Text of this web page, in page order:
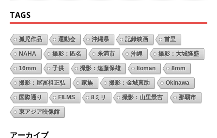
TAGS
孤児作品 運動会 沖縄県 記録映画 首里
NAHA 撮影：匿名 糸満市 沖縄 撮影：大城隆盛
16mm 子供 撮影：遠藤保雄 Itoman 8mm
撮影：屋冨祖正弘 家族 撮影：金城真助 Okinawa
国際通り FILMS 8ミリ 撮影：山里景吉 那覇市
東アジア映像館
アーカイブ